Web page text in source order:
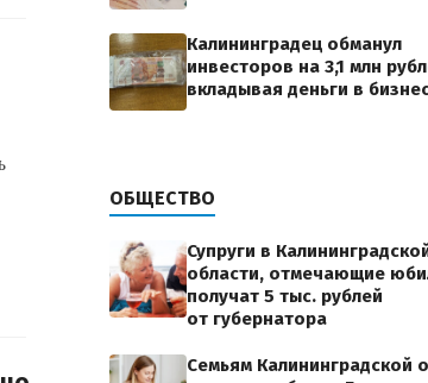
Калининградец обманул
инвесторов на 3,1 млн
вкладывая деньги в
ОБЩЕСТВО
Супруги в
области, отмечающие
получат 5 тыс. рублей
от губернатора
Семьям Калининградской